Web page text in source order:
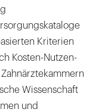
Kriterien
Kosten-Nutzen-
Wissenschaft
und